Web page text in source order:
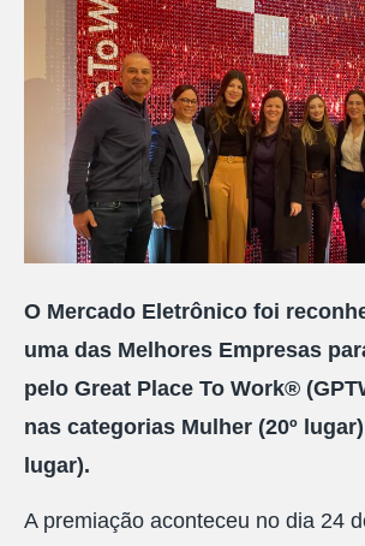
O Mercado Eletrônico foi
uma das Melhores Empresas
pelo Great Place To Work®
nas categorias Mulher (20º
lugar).
A premiação aconteceu no dia 24